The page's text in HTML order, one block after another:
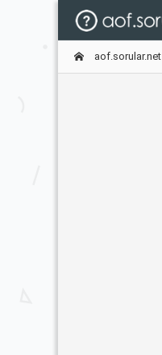
aof.sorular.net